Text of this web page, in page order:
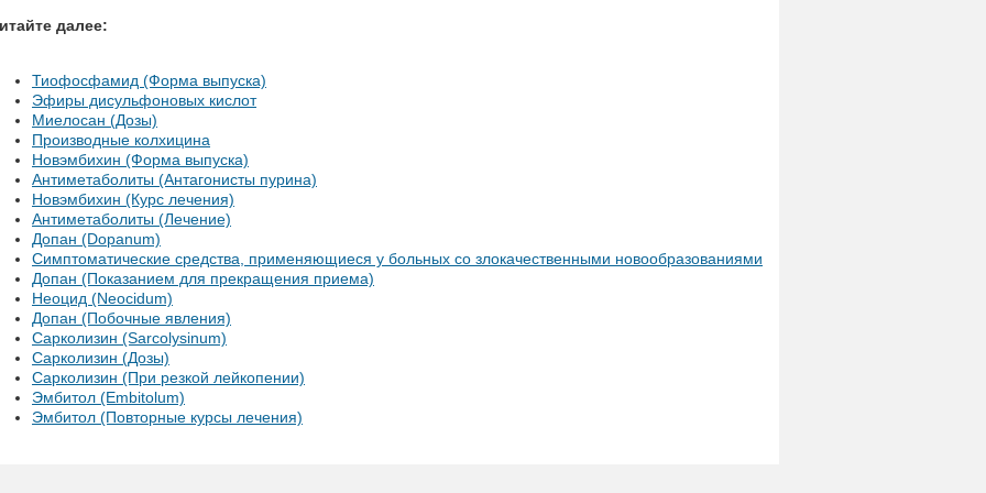
далее:
Тиофосфамид (Форма выпуска)
Эфиры дисульфоновых кислот
Миелосан (Дозы)
Производные колхицина
Новэмбихин (Форма выпуска)
Антиметаболиты (Антагонисты пурина)
Новэмбихин (Курс лечения)
Антиметаболиты (Лечение)
Допан (Dopanum)
Симптоматические средства, применяющиеся у больных со злокачественными новообразованиями
Допан (Показанием для прекращения приема)
Неоцид (Neocidum)
Допан (Побочные явления)
Сарколизин (Sarcolysinum)
Сарколизин (Дозы)
Сарколизин (При резкой лейкопении)
Эмбитол (Embitolum)
Эмбитол (Повторные курсы лечения)